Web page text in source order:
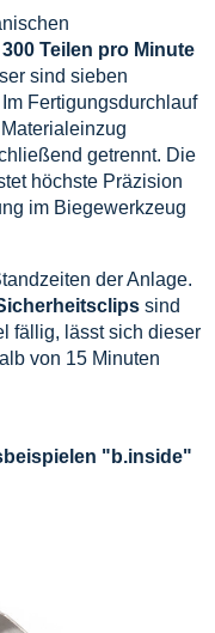
300 Teilen pro Minute
sind sieben
Fertigungsdurchlauf
getrennt. Die
höchste Präzision
im Biegewerkzeug
der Anlage.
sind
fällig, lässt sich dieser
von 15 Minuten
"b.inside"